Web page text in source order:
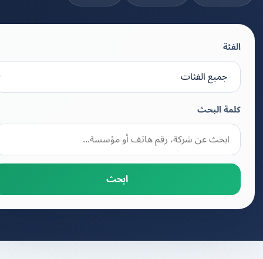
كلمة البحث
ابحث